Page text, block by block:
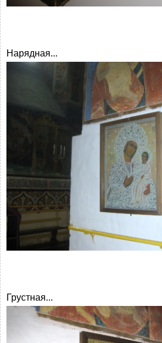
Нарядная...
Грустная...